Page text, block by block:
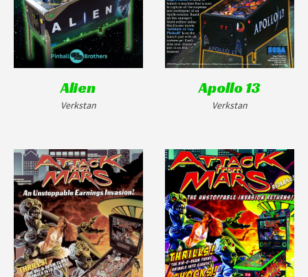
Alien
Verkstan
Apollo 13
Verkstan